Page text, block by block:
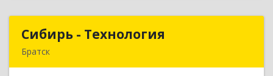
Сибирь - Технология
Братск
Сибирь - Технология